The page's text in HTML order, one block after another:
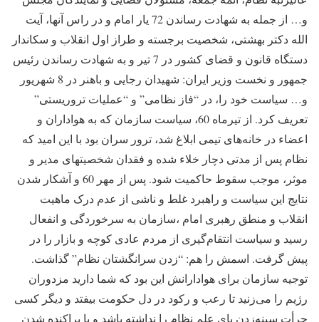
و… از جمله به شهادت رساندن 72 یار امام و در راس آنها، آیت
الله دکتر بهشتی، شخصیت برجسته و طراز اول انقلاب و سکاندار
دستگاه قانون و قضای کشور در 7 تیر و به شهادت رساندن رئیس
جمهور و نخست وزیر ایران: شهیدان رجایی و باهنر در 8 شهریور
و… سیاست خود را، در “فاز نظامی” و “عملیات تروریستی”
تعریف کرد. از تیرماه 60، سیاست سازمان که به هواداران و
اعضاء در خانه‌های تیمی ابلاغ شد، ترور سران بود با این امید که
نظام پس از مدتی دچار خلاء شده و فقدان شخصیتهای مدیر و
موثر، موجب سقوط حاکمیت شود. پس از مهر 60 و آشکار شدن
نتایج این سیاست و راهبرد غلط و ناشی از عدم درک ماهیت
انقلاب و منطق رهبری امام ،سازمان به سرخوردگی و انفعال
رسید و سیاست انتقام‌گیری از مردم عادی کوچه و بازار را در
پیش گرفت. اسمش را هم: “زدن سرانگشتان نظام” گذاشت.
توجیه سازمان برای هوادارانش این بود که شما دارید مزدوران
رژیم را می‌زنید تا رعب و رکود در دل حکومت بیفتد و دیگر کسی
جرأت سینه‌زدن پای علم نظام را نداشته باشد و با پراکنده شدن